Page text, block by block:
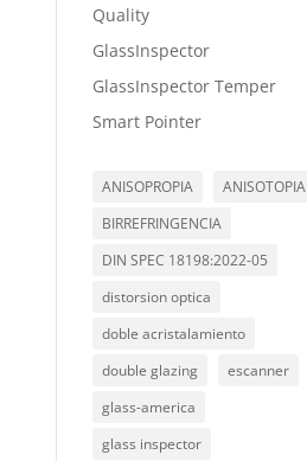
Quality
GlassInspector
GlassInspector Temper
Smart Pointer
ANISOPROPIA
ANISOTOPIA
BIRREFRINGENCIA
DIN SPEC 18198:2022-05
distorsion optica
doble acristalamiento
double glazing
escanner
glass-america
glass inspector